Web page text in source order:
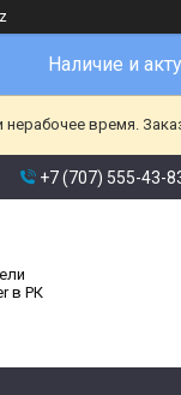
Наличие и
нерабочее время.
+7 (707) 555-43-
в РК